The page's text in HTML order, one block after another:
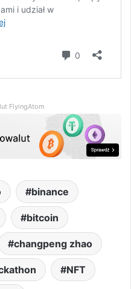
FlyingAtom
binance
bitcoin
changpeng zhao
NFT